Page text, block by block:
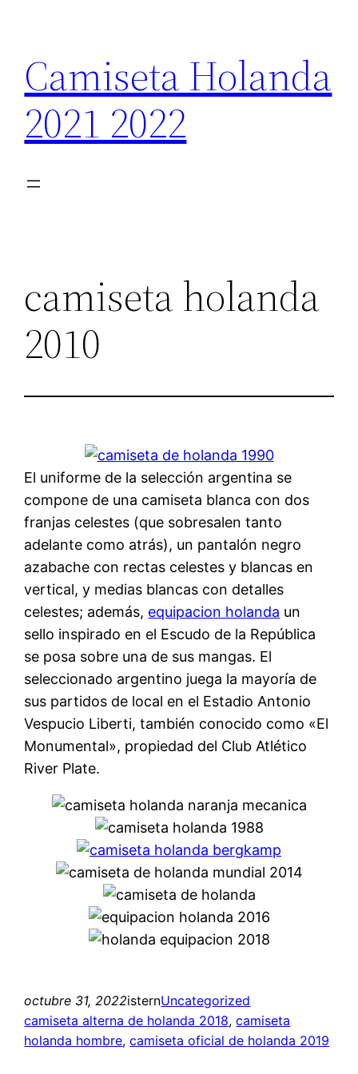
contenido
Camiseta Holanda
2021 2022
camiseta holanda
2010
El uniforme de la selección argentina se
compone de una camiseta blanca con dos
franjas celestes (que sobresalen tanto
adelante como atrás), un pantalón negro
azabache con rectas celestes y blancas en
vertical, y medias blancas con detalles
celestes; además, equipacion holanda un
sello inspirado en el Escudo de la República
se posa sobre una de sus mangas. El
seleccionado argentino juega la mayoría de
sus partidos de local en el Estadio Antonio
Vespucio Liberti, también conocido como «El
Monumental», propiedad del Club Atlético
River Plate.
octubre 31, 2022isternUncategorized
camiseta alterna de holanda 2018, camiseta
holanda hombre, camiseta oficial de holanda 2019